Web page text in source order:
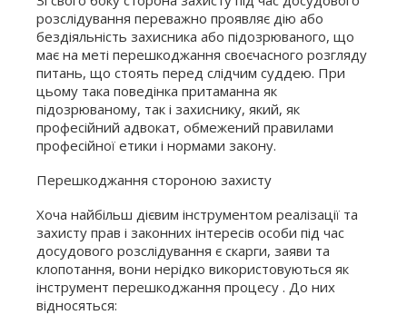
розслідування переважно проявляє дію або
бездіяльність захисника або підозрюваного, що
має на меті перешкоджання своєчасного розгляду
питань, що стоять перед слідчим суддею. При
цьому така поведінка притаманна як
підозрюваному, так і захиснику, який, як
професійний адвокат, обмежений правилами
професійної етики і нормами закону.
Перешкоджання стороною захисту
Хоча найбільш дієвим інструментом реалізації та
захисту прав і законних інтересів особи під час
досудового розслідування є скарги, заяви та
клопотання, вони нерідко використовуються як
інструмент перешкоджання процесу . До них
відносяться: